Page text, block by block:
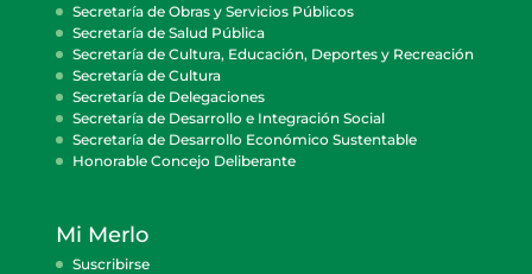
Secretaría de Obras y Servicios Públicos
Secretaría de Salud Pública
Secretaría de Cultura, Educación, Deportes y Recreación
Secretaría de Cultura
Secretaría de Delegaciones
Secretaría de Desarrollo e Integración Social
Secretaría de Desarrollo Económico Sustentable
Honorable Concejo Deliberante
Mi Merlo
Suscribirse